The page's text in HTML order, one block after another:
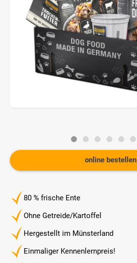
80 % frische Ente
Ohne Getreide/Kartoffel
Hergestellt im Münsterland
Einmaliger Kennenlernpreis!
online bestellen